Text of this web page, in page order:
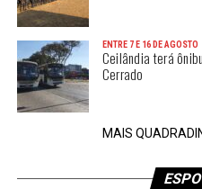
ENTRE 7 E 16 DE AGOSTO
Ceilândia terá
Cerrado
MAIS